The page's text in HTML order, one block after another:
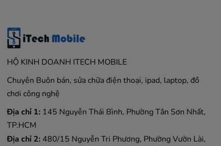
HỘ KINH DOANH ITECH MOBILE
Chuyên Buôn bán, sửa chữa điện thoại, ipad, laptop, đồ
chơi công nghệ
Địa chỉ 1: 145 Nguyễn Thái Bình, Phường Tân Sơn Nhất,
TP.HCM
Địa chỉ 2: 480/15 Nguyễn Tri Phương, Phường Vườn Lài,